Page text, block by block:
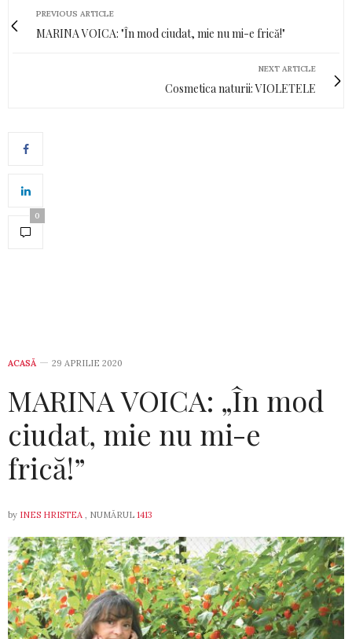
PREVIOUS ARTICLE
MARINA VOICA: "În mod ciudat, mie nu mi-e frică!"
NEXT ARTICLE
Cosmetica naturii: VIOLETELE
0
ACASĂ 29 APRILIE 2020
MARINA VOICA: „În mod
ciudat, mie nu mi-e
frică!”
by INES HRISTEA , NUMĂRUL 1413